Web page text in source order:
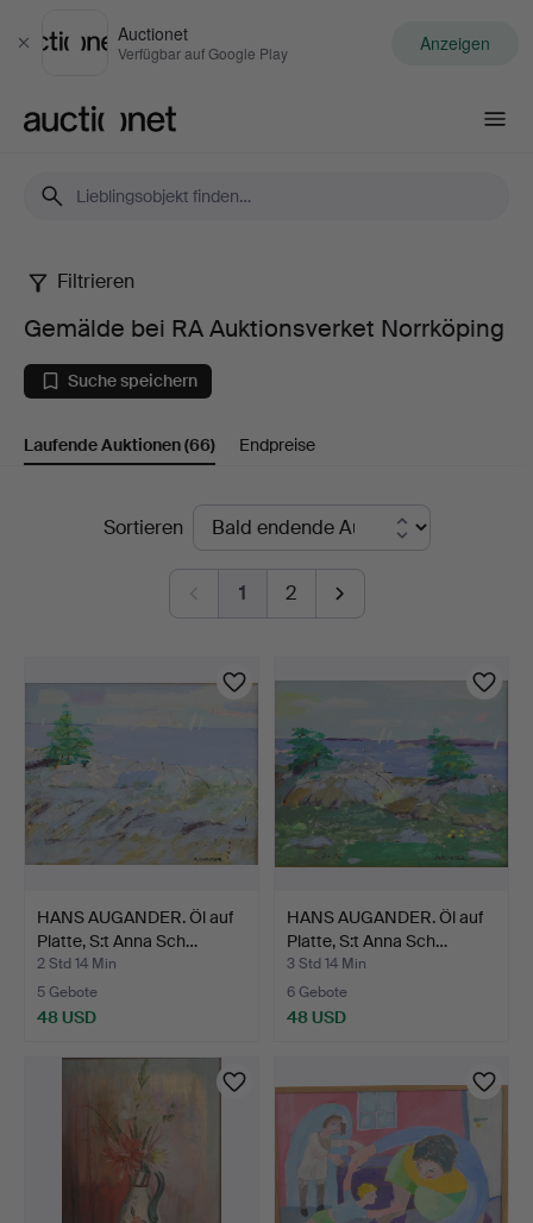
Schließen
Auctionet
Verfügbar auf Google Play Anzeigen
Gemälde
bei
RA
Auktionsverket
Norrköping
Filtrieren
Gemälde bei RA Auktionsverket Norrköping
Suche speichern
Laufende Auktionen(66) Endpreise
LaufendeSortieren
1 2
HANS AUGANDER. Öl auf
Platte, S:t Anna Sch…
2 Std 14 Min
5 Gebote
48 USD
HANS AUGANDER. Öl auf
Platte, S:t Anna Sch…
3 Std 14 Min
6 Gebote
48 USD